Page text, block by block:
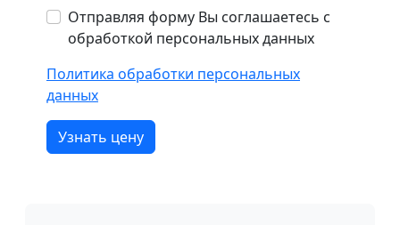
Отправляя форму Вы соглашаетесь с
обработкой персональных данных
Политика обработки персональных
данных
Узнать цену